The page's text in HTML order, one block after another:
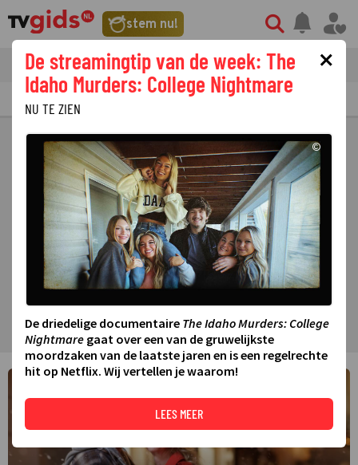
stem nu!
tvgids streaming nieuws
PRIMETIME GEMIST
×
De streamingtip van de week: The
Idaho Murders: College Nightmare
NU TE ZIEN
©
De driedelige documentaire The Idaho Murders: College
Nightmare gaat over een van de gruwelijkste
moordzaken van de laatste jaren en is een regelrechte
hit op Netflix. Wij vertellen je waarom!
LEES MEER